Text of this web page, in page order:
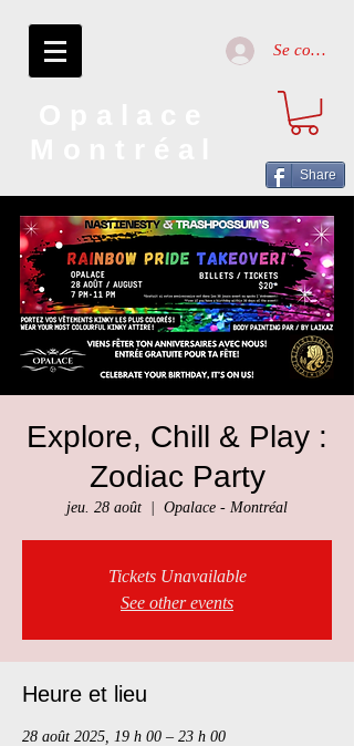
Se connecter
Share
Explore, Chill & Play :
Zodiac Party
jeu. 28 août Opalace - Montréal
Tickets Unavailable
See other events
Heure et lieu
28 août 2025, 19 h 00 – 23 h 00